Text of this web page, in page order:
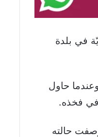
في بلدة
حاول
في فخذه.
حالته